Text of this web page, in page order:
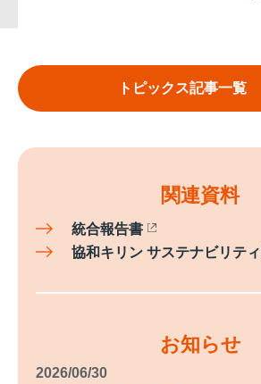
トピックス記事一覧
関連資料
統合報告書
協和キリン サステナビリテ
お知らせ
2026/06/30